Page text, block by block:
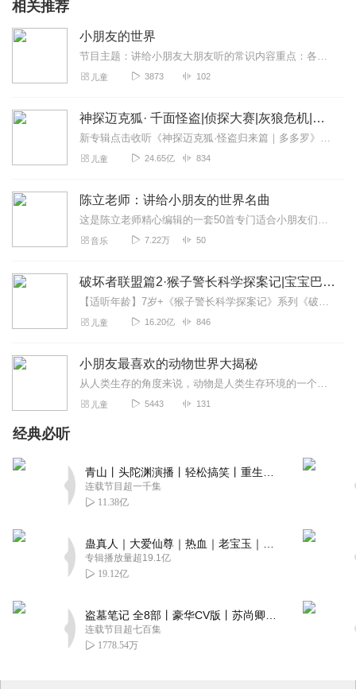
相关推荐
小朋友的世界
节目主题：讲给小朋友大朋友听的常识内容重点：各类科普百科知识，让我们与小朋友更加亲近，互动更顺畅。更新频率：每日一更新
儿童 3873 102
神探迈克狐· 千面怪盗|侦探大赛|灰狼危机|多多罗
新专辑点击收听《神探迈克狐·怪盗归来篇｜多多罗》！！！>>>点击进入主播橱窗购买《神探迈克狐》系列图书吧!<<<多多罗故事【点击前往】收听多多罗其他好玩有趣的故...
儿童 24.65亿 834
陈立老师：讲给小朋友的世界名曲
这是陈立老师精心编辑的一套50首专门适合小朋友们欣赏聆听的世界经典名曲，其中以娓娓的讲述，引导小朋友一边欣赏名曲，一面展开想象，在轻松愉悦中，使孩子获得最美好的...
音乐 7.22万 50
破坏者联盟篇2·猴子警长科学探案记|宝宝巴士故事
【适听年龄】7岁+《猴子警长科学探案记》系列《破坏者联盟篇1·猴子警长科学探案记》>>>《破坏者联盟篇2·猴子警长科学探案记》>>>《破坏者联盟篇3·猴子警长科...
儿童 16.20亿 846
小朋友最喜欢的动物世界大揭秘
从人类生存的角度来说，动物是人类生存环境的一个组成部分，是维持人类生存的基础，，以及维持人类生存环境的一些稳定状态（比如蚯蚓松土，穿山甲打洞，啄木鸟啄树等），这...
儿童 5443 131
经典必听
连载节目超一千集
11.38亿
专辑播放量超19.1亿
19.12亿
连载节目超七百集
1778.54万